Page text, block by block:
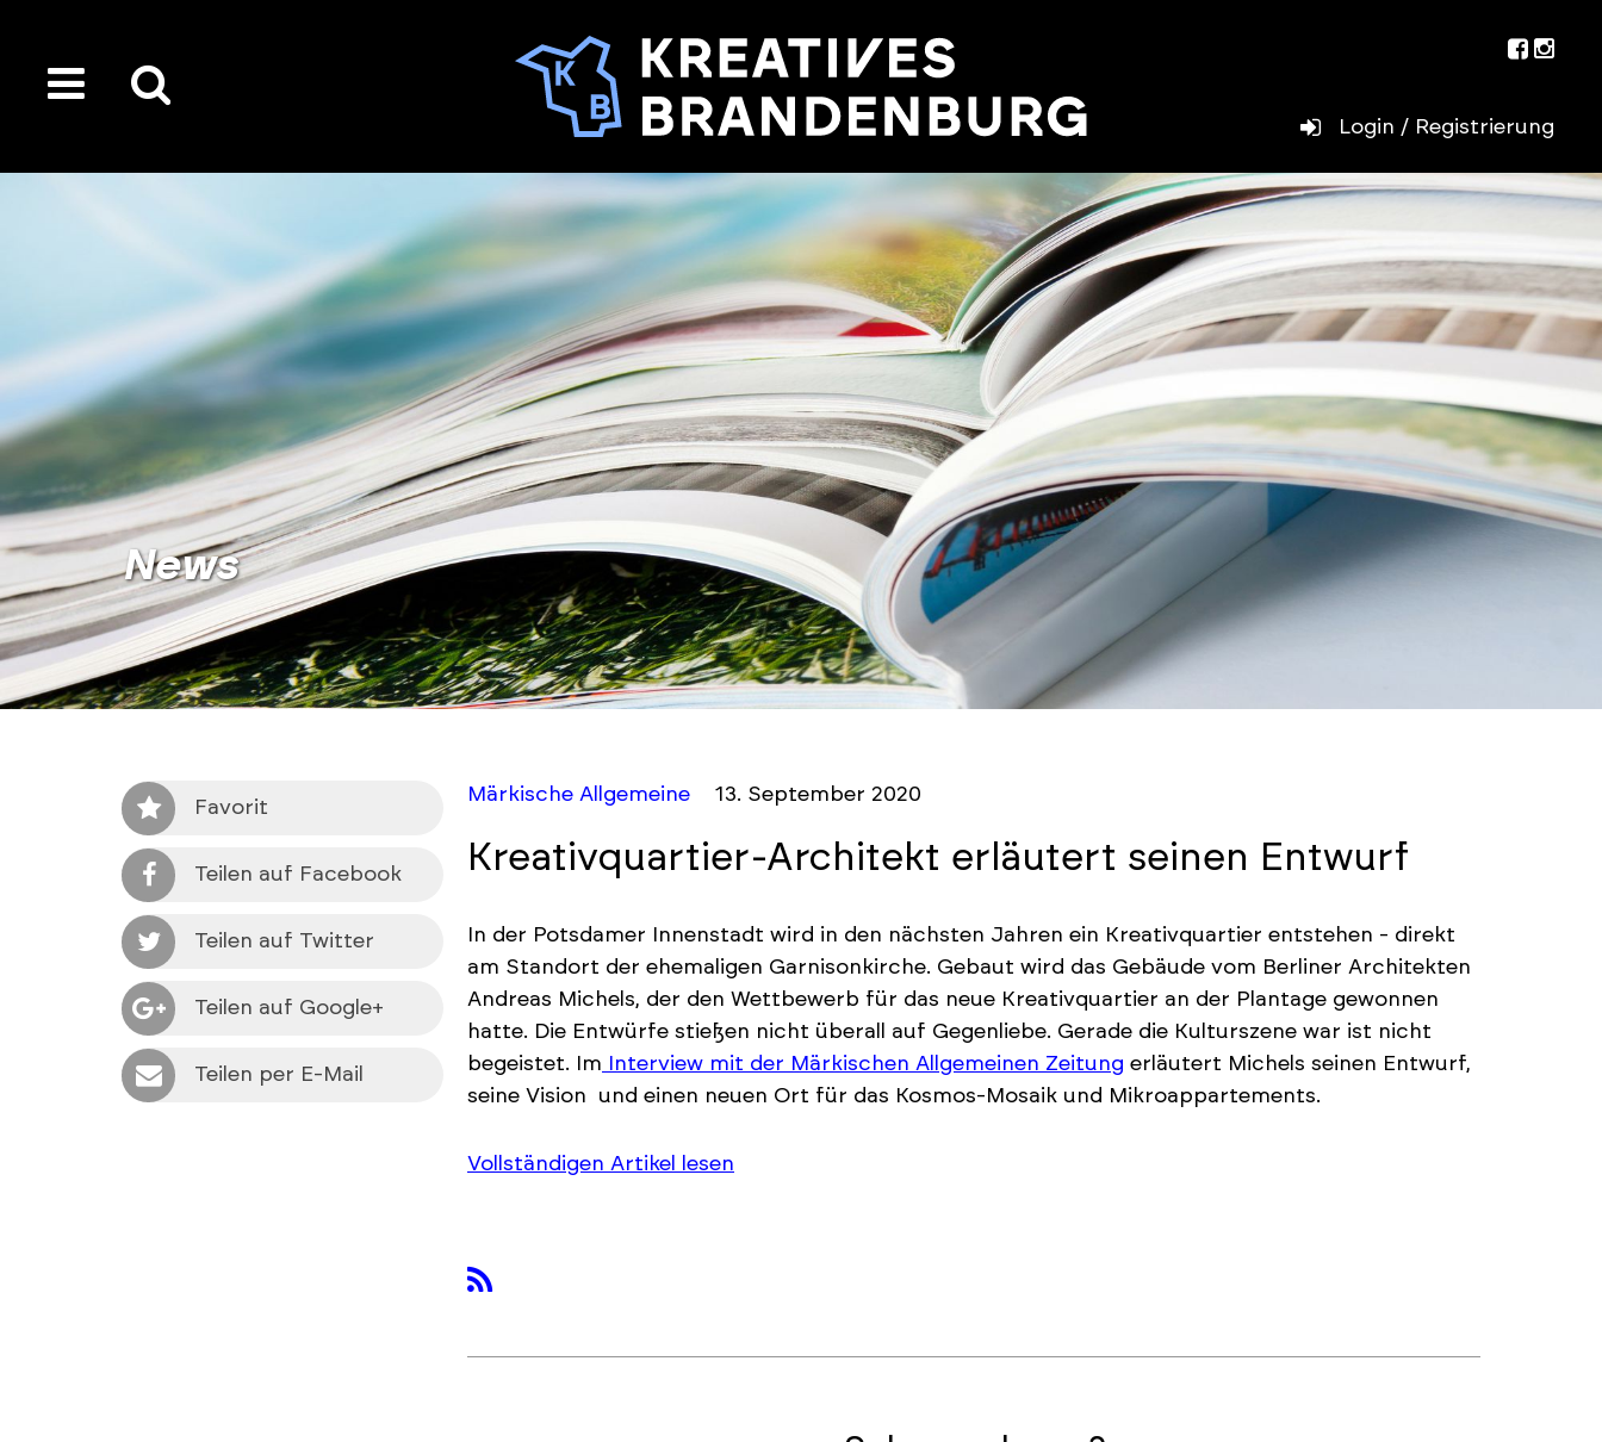
toggle
der
Login / Registrierung
News
Favorit
Teilen auf Facebook
Teilen auf Twitter
Teilen auf Google+
Teilen per E-Mail
Märkische Allgemeine 13. September 2020
Kreativquartier-Architekt erläutert seinen Entwurf
In der Potsdamer Innenstadt wird in den nächsten Jahren ein Kreativquartier entstehen - direkt
am Standort der ehemaligen Garnisonkirche. Gebaut wird das Gebäude vom Berliner Architekten
Andreas Michels, der den Wettbewerb für das neue Kreativquartier an der Plantage gewonnen
hatte. Die Entwürfe stießen nicht überall auf Gegenliebe. Gerade die Kulturszene war ist nicht
begeistet. Im Interview mit der Märkischen Allgemeinen Zeitung erläutert Michels seinen Entwurf,
seine Vision und einen neuen Ort für das Kosmos-Mosaik und Mikroappartements.
Vollständigen Artikel lesen
rss